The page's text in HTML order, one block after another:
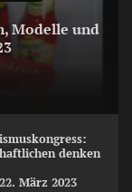
Modelle und
denken
März 2023